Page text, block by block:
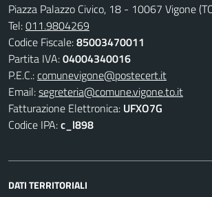
Piazza Palazzo Civico, 18 - 10067 Vigone
Tel:011.9804269
Codice Fiscale:85003470011
Partita IVA:04004340016
P.E.C.:comunevigone@postecert.it
Email:segreteria@comune.vigone.to.it
Fatturazione Elettronica: UFXO7G
Codice IPA:c_l898
DATI TERRITORIALI